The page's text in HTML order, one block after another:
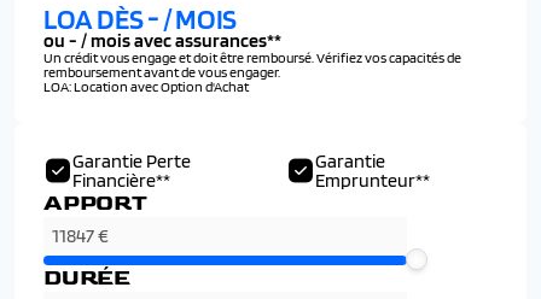
Garantie Perte
Financière**
Garantie
Emprunteur**
APPORT
DURÉE
LOA DÈS-/ MOIS
ou - / mois avec assurances**
Un crédit vous engage et doit être remboursé. Vérifiez vos capacités de
remboursement avant de vous engager.
LOA: Location avec Option d'Achat